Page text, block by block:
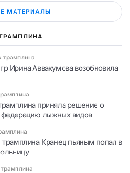
МАТЕРИАЛЫ
трамплина
Ирина Аввакумова возобновила
приняла решение о
лыжных видов
Кранец пьяным попал в